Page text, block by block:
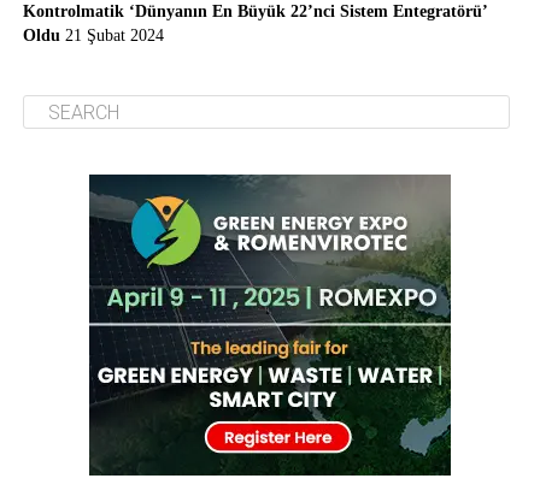
Kontrolmatik ‘Dünyanın En Büyük 22’nci Sistem Entegratörü’
Oldu 21 Şubat 2024